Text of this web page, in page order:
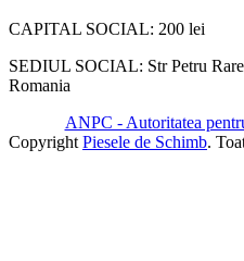
CAPITAL SOCIAL: 200 lei
SEDIUL SOCIAL: Str Petru
Romania
ANPC - Autoritatea
CopyrightPiesele de Schimb.